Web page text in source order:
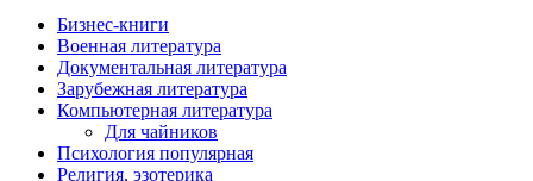
Бизнес-книги
Военная литература
Документальная литература
Зарубежная литература
Компьютерная литература
Для чайников
Психология популярная
Религия, эзотерика